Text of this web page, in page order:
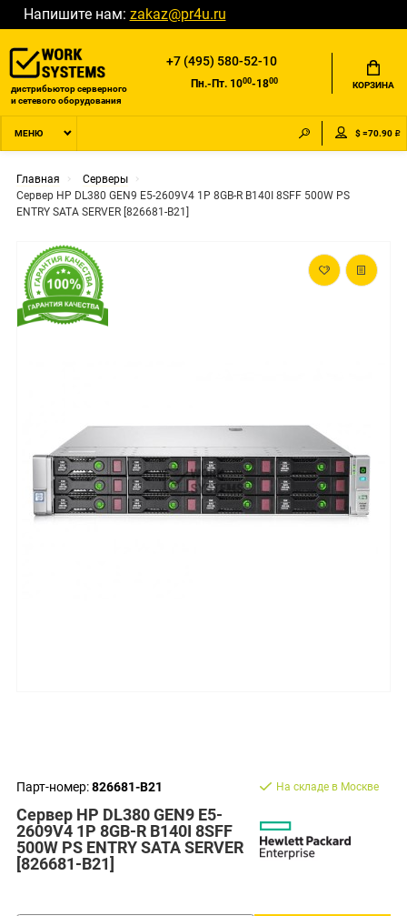
Напишите нам: zakaz@pr4u.ru
дистрибьютор серверного
и сетевого оборудования
+7 (495) 580-52-10
Пн.-Пт. 1000-1800 КОРЗИНА
МЕНЮ $ =70.90 ₽
Главная
Серверы
Сервер HP DL380 GEN9 E5-2609V4 1P 8GB-R B140I 8SFF 500W PS
ENTRY SATA SERVER [826681-B21]
Парт-номер:826681-B21
Сервер HP DL380 GEN9 E5-
2609V4 1P 8GB-R B140I 8SFF
500W PS ENTRY SATA SERVER
[826681-B21]
На складе в Москве